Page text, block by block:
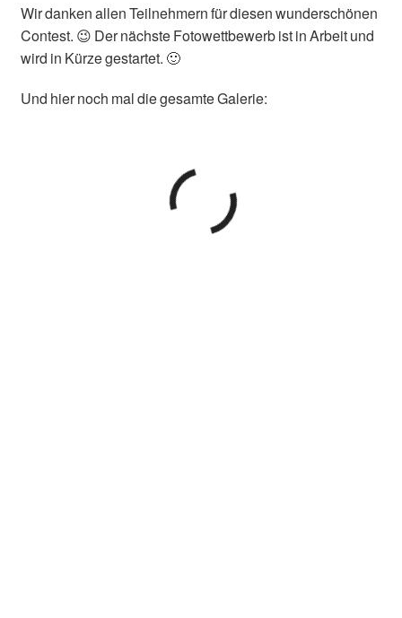
Wir danken allen Teilnehmern für diesen wunderschönen
Contest. 😉 Der nächste Fotowettbewerb ist in Arbeit und
wird in Kürze gestartet. 🙂
Und hier noch mal die gesamte Galerie: